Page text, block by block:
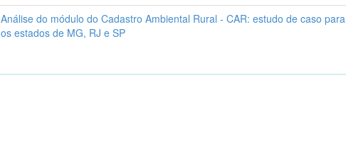
Análise do módulo do Cadastro Ambiental Rural - CAR: estudo de caso para
os estados de MG, RJ e SP